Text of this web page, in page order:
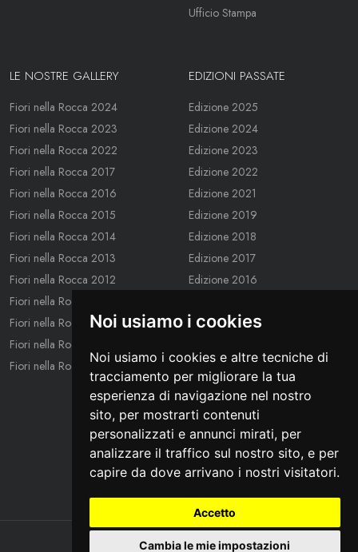
Noi usiamo i cookies
Noi usiamo i cookies e altre tecniche di
tracciamento per migliorare la tua
esperienza di navigazione nel nostro
sito, per mostrarti contenuti
personalizzati e annunci mirati, per
analizzare il traffico sul nostro sito, e per
capire da dove arrivano i nostri visitatori.
Accetto
Cambia le mie impostazioni
Ufficio Stampa
LE NOSTRE GALLERY
Fiori nella Rocca 2024
Fiori nella Rocca 2023
Fiori nella Rocca 2022
Fiori nella Rocca 2017
Fiori nella Rocca 2016
Fiori nella Rocca 2015
Fiori nella Rocca 2014
Fiori nella Rocca 2013
Fiori nella Rocca 2012
Fiori nella Rocca 2011
Fiori nella Rocca 2010
Fiori nella Rocca 2009
Fiori nella Rocca 2008
EDIZIONI PASSATE
Edizione 2025
Edizione 2024
Edizione 2023
Edizione 2022
Edizione 2021
Edizione 2019
Edizione 2018
Edizione 2017
Edizione 2016
Edizione 2014
Edizione 2012
Edizione 2011
Edizione 2010
Edizione 2009
Edizione 2008
©2026